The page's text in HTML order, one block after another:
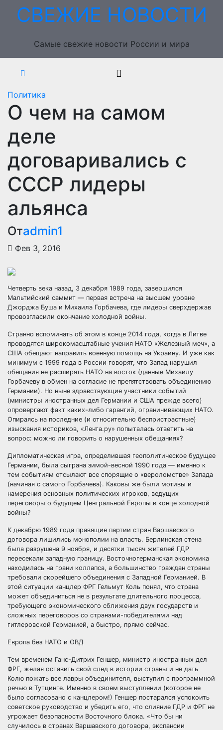
ПерейтиСВЕЖИЕ НОВОСТИ
Самые свежие новости России и мира
Политика
О чем на самом
деле
договаривались с
СССР лидеры
альянса
Отadmin1
Фев 3, 2016
Четверть века назад, 3 декабря 1989 года, завершился
Мальтийский саммит — первая встреча на высшем уровне
Джорджа Буша и Михаила Горбачева, где лидеры сверхдержав
провозгласили окончание холодной войны.
Странно вспоминать об этом в конце 2014 года, когда в Литве
проводятся широкомасштабные учения НАТО «Железный меч», а
США обещают направить военную помощь на Украину. И уже как
минимум с 1999 года в России говорят, что Запад нарушил
обещания не расширять НАТО на восток (данные Михаилу
Горбачеву в обмен на согласие не препятствовать объединению
Германии). Но ныне здравствующие участники событий
(министры иностранных дел Германии и США прежде всего)
опровергают факт каких-либо гарантий, ограничивающих НАТО.
Опираясь на последние (и относительно беспристрастные)
изыскания историков, «Лента.ру» попыталась ответить на
вопрос: можно ли говорить о нарушенных обещаниях?
Дипломатическая игра, определившая геополитическое будущее
Германии, была сыграна зимой-весной 1990 года — именно к
тем событиям отсылают все спорящие о «вероломстве» Запада
(начиная с самого Горбачева). Каковы же были мотивы и
намерения основных политических игроков, ведущих
переговоры о будущем Центральной Европы в конце холодной
войны?
К декабрю 1989 года правящие партии стран Варшавского
договора лишились монополии на власть. Берлинская стена
была разрушена 9 ноября, и десятки тысяч жителей ГДР
пересекали западную границу. Восточногерманская экономика
находилась на грани коллапса, а большинство граждан страны
требовали скорейшего объединения с Западной Германией. В
этой ситуации канцлер ФРГ Гельмут Коль понял, что страна
может объединиться не в результате длительного процесса,
требующего экономического сближения двух государств и
сложных переговоров со странами-победителями над
гитлеровской Германией, а быстро, прямо сейчас.
Европа без НАТО и ОВД
Тем временем Ганс-Дитрих Геншер, министр иностранных дел
ФРГ, желая оставить свой след в истории страны и не дать
Колю пожать все лавры объединителя, выступил с программной
речью в Тутцинге. Именно в своем выступлении (которое не
было согласовано с канцлером!) Геншер постарался успокоить
советское руководство и убедить его, что слияние ГДР и ФРГ не
угрожает безопасности Восточного блока. «Что бы ни
случилось в странах Варшавского договора, экспансии